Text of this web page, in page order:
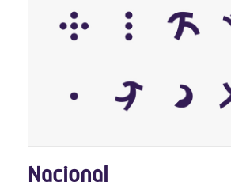
Nacional